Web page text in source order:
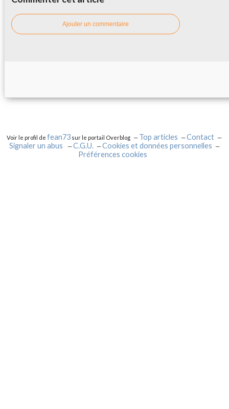
Ajouter un commentaire
Voir le profil defean73 sur le portail Overblog Top articles
Contact
Signaler un abus
C.G.U.
Cookies et données personnelles
Préférences cookies